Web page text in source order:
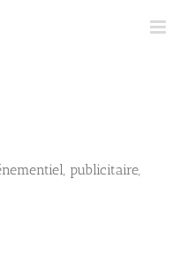
publicitaire,